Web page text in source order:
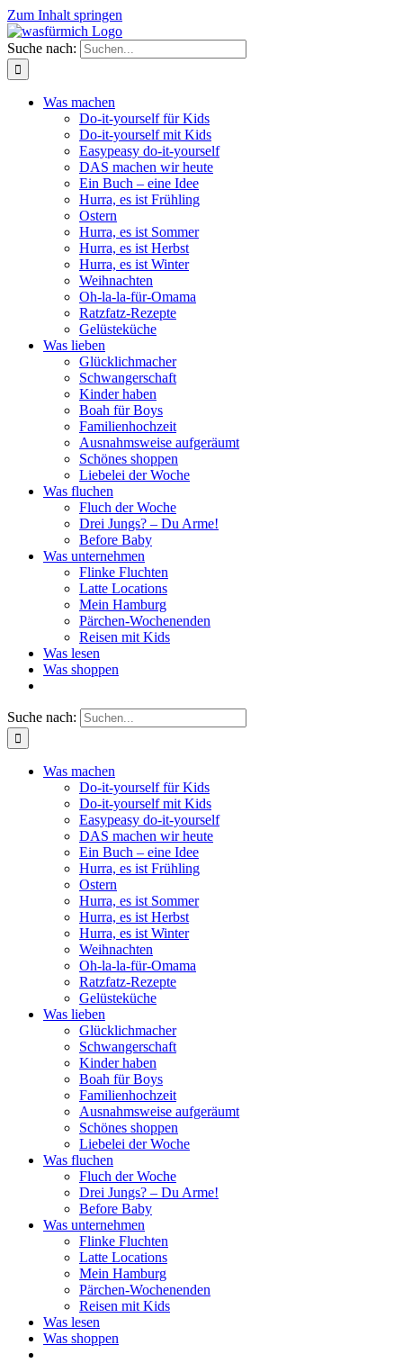
Zum Inhalt springen
Suche nach:
Was machen
Do-it-yourself für Kids
Do-it-yourself mit Kids
Easypeasy do-it-yourself
DAS machen wir heute
Ein Buch – eine Idee
Hurra, es ist Frühling
Ostern
Hurra, es ist Sommer
Hurra, es ist Herbst
Hurra, es ist Winter
Weihnachten
Oh-la-la-für-Omama
Ratzfatz-Rezepte
Gelüsteküche
Was lieben
Glücklichmacher
Schwangerschaft
Kinder haben
Boah für Boys
Familienhochzeit
Ausnahmsweise aufgeräumt
Schönes shoppen
Liebelei der Woche
Was fluchen
Fluch der Woche
Drei Jungs? – Du Arme!
Before Baby
Was unternehmen
Flinke Fluchten
Latte Locations
Mein Hamburg
Pärchen-Wochenenden
Reisen mit Kids
Was lesen
Was shoppen
Suche nach:
Was machen
Do-it-yourself für Kids
Do-it-yourself mit Kids
Easypeasy do-it-yourself
DAS machen wir heute
Ein Buch – eine Idee
Hurra, es ist Frühling
Ostern
Hurra, es ist Sommer
Hurra, es ist Herbst
Hurra, es ist Winter
Weihnachten
Oh-la-la-für-Omama
Ratzfatz-Rezepte
Gelüsteküche
Was lieben
Glücklichmacher
Schwangerschaft
Kinder haben
Boah für Boys
Familienhochzeit
Ausnahmsweise aufgeräumt
Schönes shoppen
Liebelei der Woche
Was fluchen
Fluch der Woche
Drei Jungs? – Du Arme!
Before Baby
Was unternehmen
Flinke Fluchten
Latte Locations
Mein Hamburg
Pärchen-Wochenenden
Reisen mit Kids
Was lesen
Was shoppen